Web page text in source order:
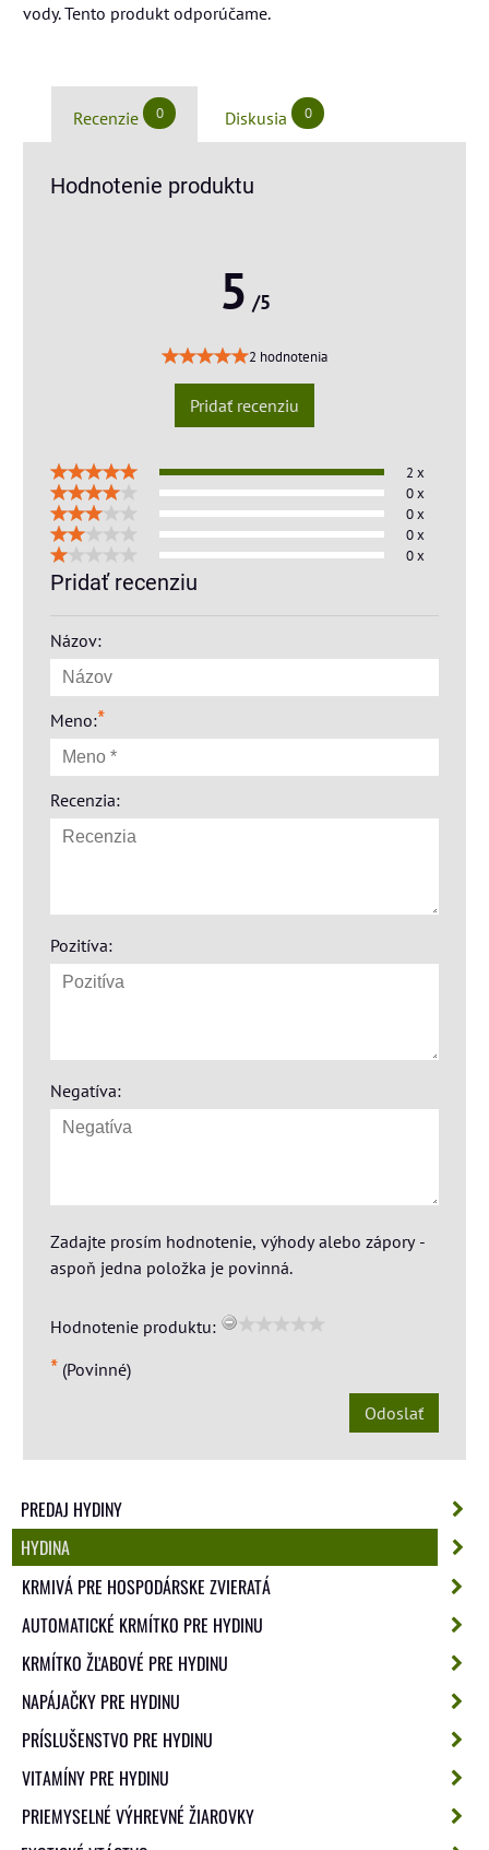
vody. Tento produkt odporúčame.
Recenzie 0 Diskusia 0
Hodnotenie produktu
5 /5
2 hodnotenia
Pridať recenziu
2 x
0 x
0 x
0 x
0 x
Pridať recenziu
Názov:
Meno:*
Recenzia:
Pozitíva:
Negatíva:
Zadajte prosím hodnotenie, výhody alebo zápory -
aspoň jedna položka je povinná.
Hodnotenie produktu:
* (Povinné)
Odoslať
PREDAJ HYDINY
HYDINA
KRMIVÁ PRE HOSPODÁRSKE ZVIERATÁ
AUTOMATICKÉ KRMÍTKO PRE HYDINU
KRMÍTKO ŽĽABOVÉ PRE HYDINU
NAPÁJAČKY PRE HYDINU
PRÍSLUŠENSTVO PRE HYDINU
VITAMÍNY PRE HYDINU
PRIEMYSELNÉ VÝHREVNÉ ŽIAROVKY